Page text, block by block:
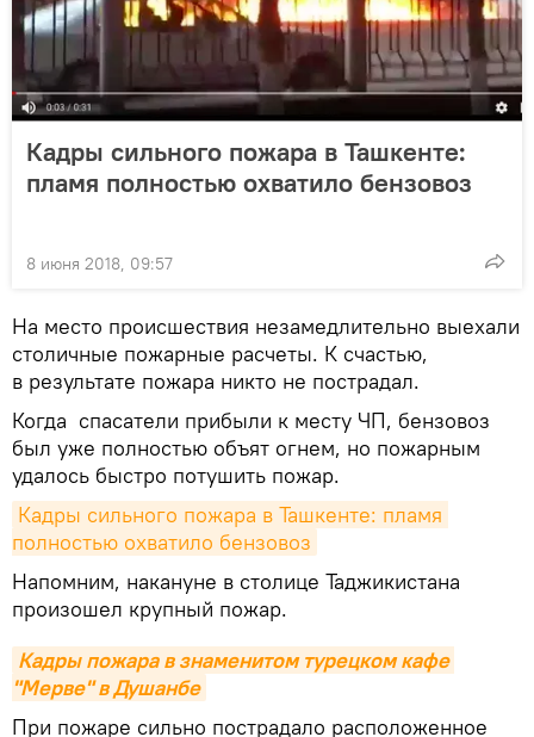
Кадры сильного пожара в Ташкенте:
пламя полностью охватило бензовоз
8 июня 2018, 09:57
На место происшествия незамедлительно выехали
столичные пожарные расчеты. К счастью,
в результате пожара никто не пострадал.
Когда спасатели прибыли к месту ЧП, бензовоз
был уже полностью объят огнем, но пожарным
удалось быстро потушить пожар.
Кадры сильного пожара в Ташкенте: пламя
полностью охватило бензовоз
Напомним, накануне в столице Таджикистана
произошел крупный пожар.
Кадры пожара в знаменитом турецком кафе
"Мерве" в Душанбе
При пожаре сильно пострадало расположенное